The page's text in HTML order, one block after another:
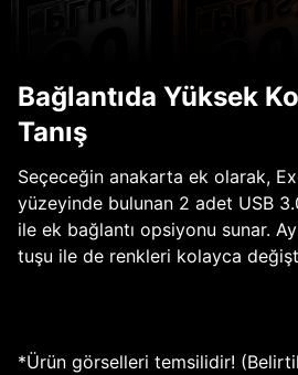
Bağlantıda Yüksek
Tanış
Seçeceğin anakarta ek olarak,
yüzeyinde bulunan 2 adet USB
ile ek bağlantı opsiyonu sunar.
tuşu ile de renkleri kolayca
*Ürün görselleri temsilidir!